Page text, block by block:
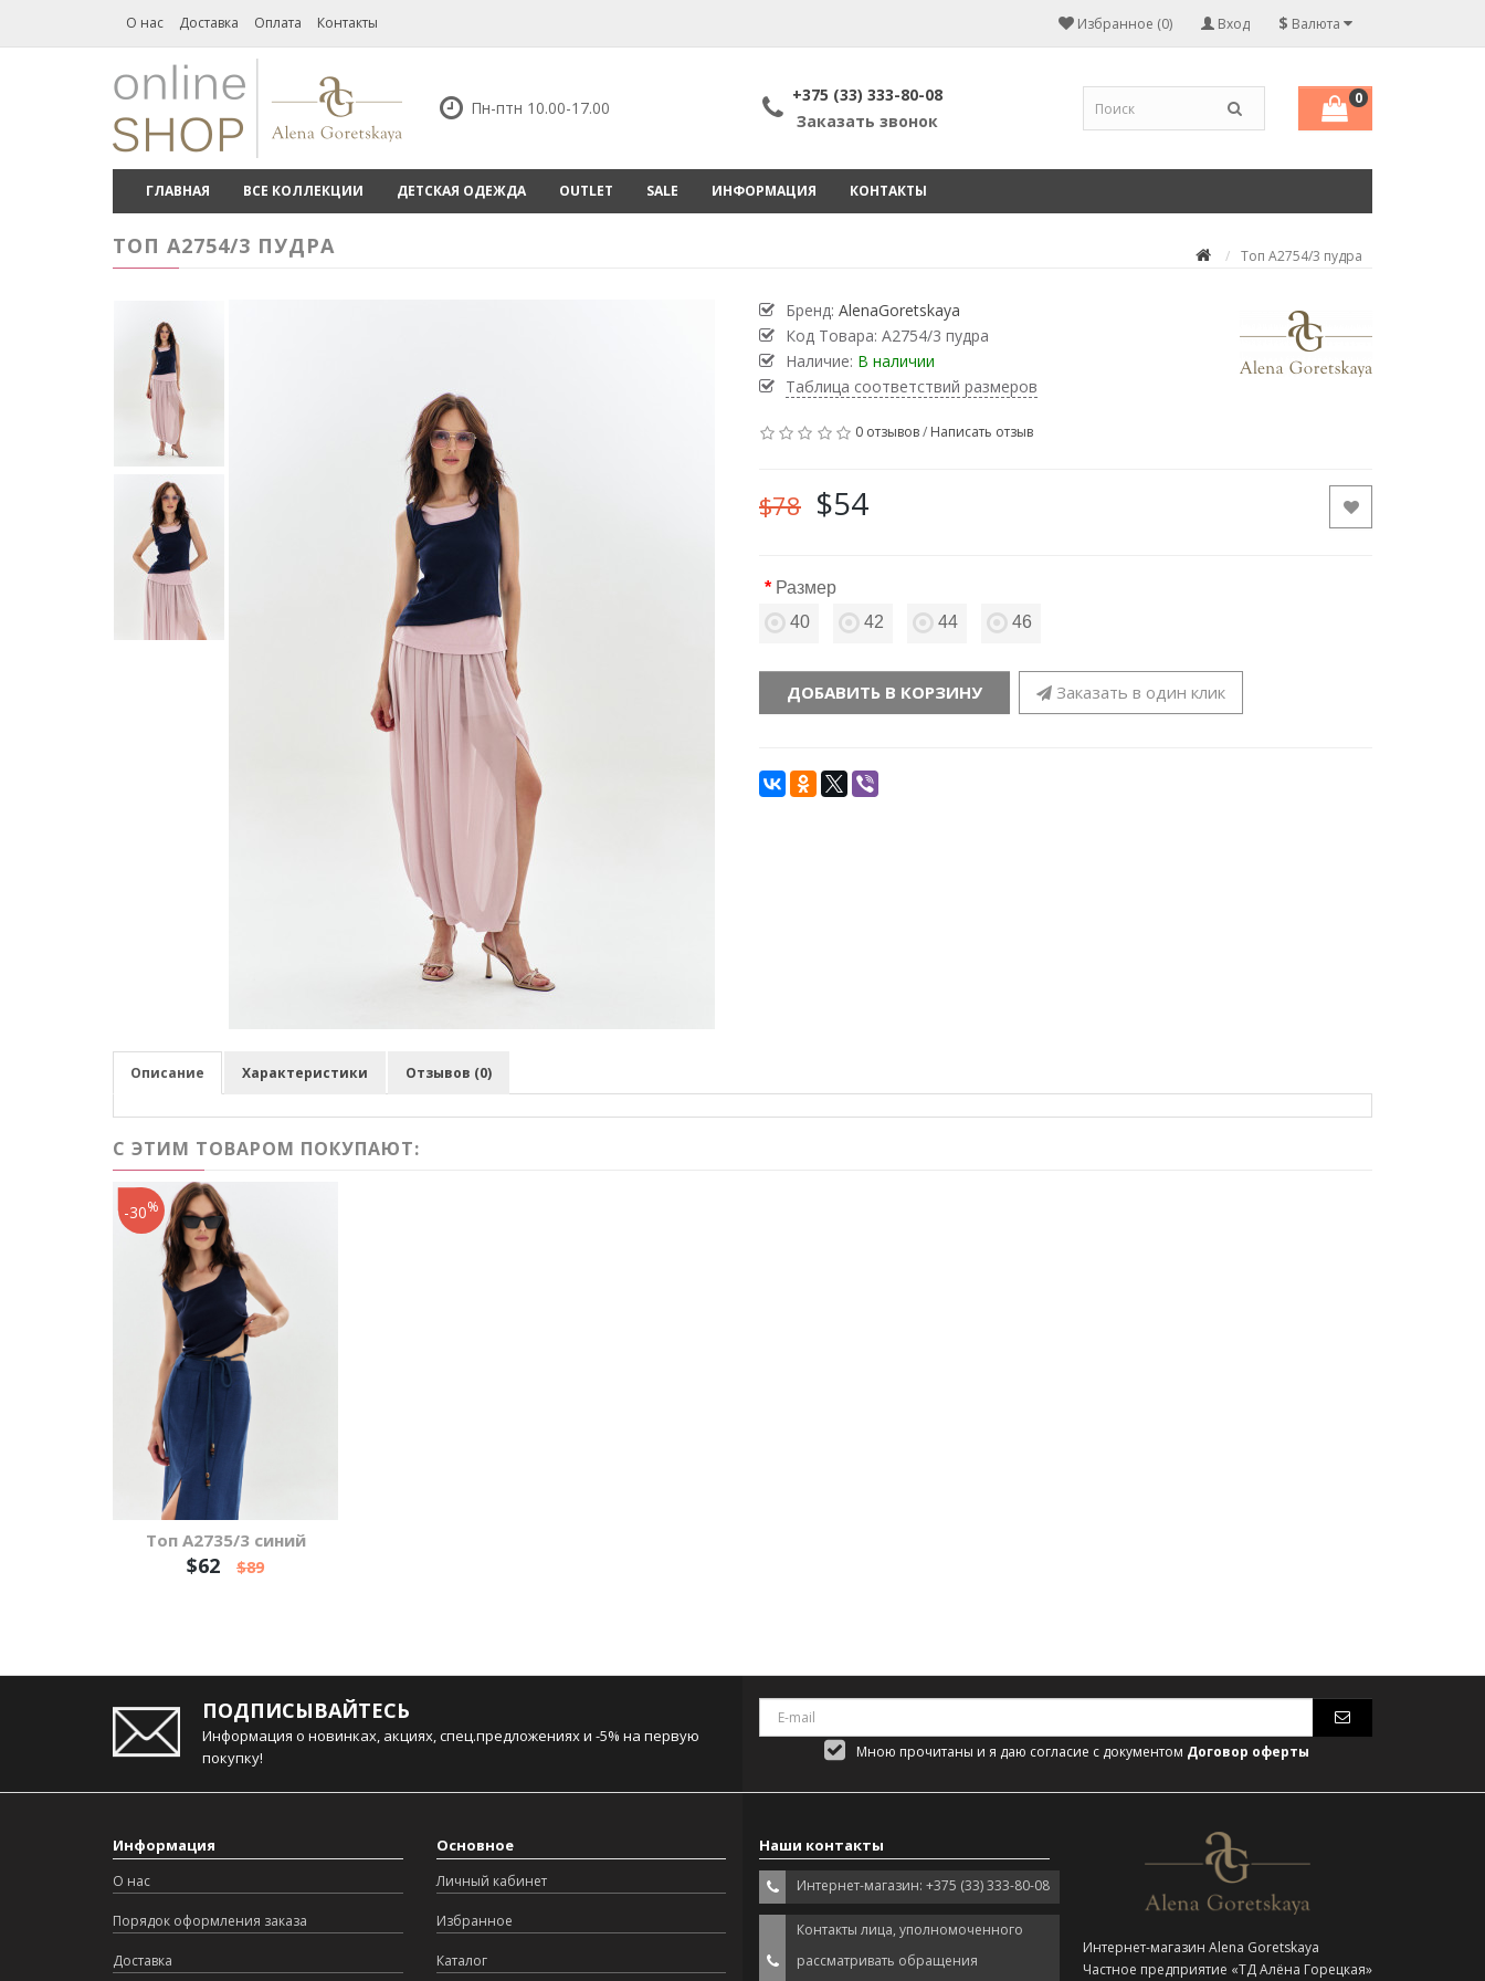
О нас Доставка Оплата Контакты $ Валюта
Вход
Избранное (0)
Пн-птн 10.00-17.00
+375 (33) 333-80-08
Заказать звонок
0
ГЛАВНАЯ ВСЕ КОЛЛЕКЦИИ ДЕТСКАЯ ОДЕЖДА OUTLET SALE ИНФОРМАЦИЯ КОНТАКТЫ
Топ А2754/3 пудра
ТОП А2754/3 ПУДРА
Бренд: AlenaGoretskaya
Код Товара: А2754/3 пудра
Наличие: В наличии
Таблица соответствий размеров
0 отзывов/ Написать отзыв
$78 $54
Размер
40
42 44 46
ДОБАВИТЬ В КОРЗИНУ Заказать в один клик
Описание Характеристики Отзывов (0)
С ЭТИМ ТОВАРОМ ПОКУПАЮТ:
Топ А2735/3 синий
$62 $89
-30%
ПОДПИСЫВАЙТЕСЬ
Информация о новинках, акциях, спец.предложениях и -5% на первую
покупку!
Мною прочитаны и я даю согласие с документом Договор оферты
Информация
О нас
Порядок оформления заказа
Доставка
Основное
Личный кабинет
Избранное
Каталог
Наши контакты
Интернет-магазин: +375 (33) 333-80-08
Контакты лица, уполномоченного
рассматривать обращения
Интернет-магазин Alena Goretskaya
Частное предприятие «ТД Алёна Горецкая»